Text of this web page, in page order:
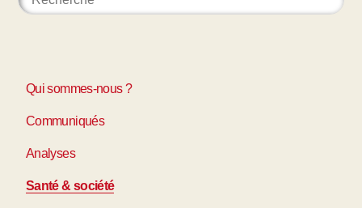
Qui sommes-nous ?
Communiqués
Analyses
Santé & société